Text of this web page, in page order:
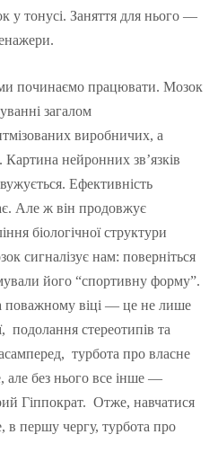
у тонусі. Заняття для нього —
починаємо працювати. Мозок
загалом
виробничих, а
нейронних зв’язків
Ефективність
Але ж він продовжує
біологічної структури
сигналізує нам: поверніться
його “спортивну форму”.
поважному віці — це не лише
подолання стереотипів та
турбота про власне
але без нього все інше —
Гіппократ. Отже, навчатися
в першу чергу, турбота про